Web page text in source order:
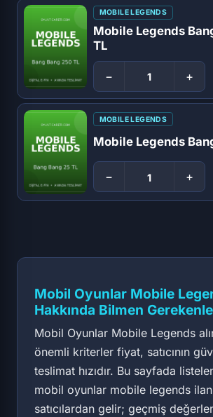
MOBILE LEGENDS
Mobile Legends
TL
− +
MOBILE LEGENDS
Mobile Legends
− +
Mobil Oyunlar Mobile
Hakkında Bilmen
Mobil Oyunlar Mobile Legends
önemli kriterler fiyat, satıcının
teslimat hızıdır. Bu sayfada
mobil oyunlar mobile legends
satıcılardan gelir; geçmiş